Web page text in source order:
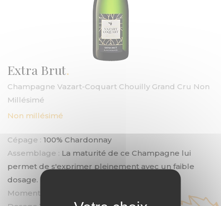
Extra Brut
Champagne Vazart-Coquart Chouilly Grand Cru Non
Millésimé
Non millésimé
Cépage : 100% Chardonnay
Assemblage : La maturité de ce Champagne lui
permet de s'exprimer pleinement avec un faible
dosage.
Moment de dégustation :